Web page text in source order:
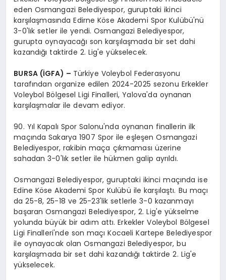
eden Osmangazi Belediyespor, guruptaki ikinci
karşılaşmasında Edirne Köse Akademi Spor Kulübü'nü
3-0'lık setler ile yendi. Osmangazi Belediyespor,
gurupta oynayacağı son karşılaşmada bir set dahi
kazandığı taktirde 2. Lig'e yükselecek.
BURSA (İGFA) – Türkiye Voleybol Federasyonu
tarafından organize edilen 2024-2025 sezonu Erkekler
Voleybol Bölgesel Ligi Finalleri, Yalova'da oynanan
karşılaşmalar ile devam ediyor.
90. Yıl Kapalı Spor Salonu'nda oynanan finallerin ilk
maçında Sakarya 1907 Spor ile eşleşen Osmangazi
Belediyespor, rakibin maça çıkmaması üzerine
sahadan 3-0'lık setler ile hükmen galip ayrıldı.
Osmangazi Belediyespor, guruptaki ikinci maçında ise
Edine Köse Akademi Spor Kulübü ile karşılaştı. Bu maçı
da 25-8, 25-18 ve 25-23'lik setlerle 3-0 kazanmayı
başaran Osmangazi Belediyespor, 2. Lig'e yükselme
yolunda büyük bir adım attı. Erkekler Voleybol Bölgesel
Ligi Finalleri'nde son maçı Kocaeli Kartepe Belediyespor
ile oynayacak olan Osmangazi Belediyespor, bu
karşılaşmada bir set dahi kazandığı taktirde 2. Lig'e
yükselecek.